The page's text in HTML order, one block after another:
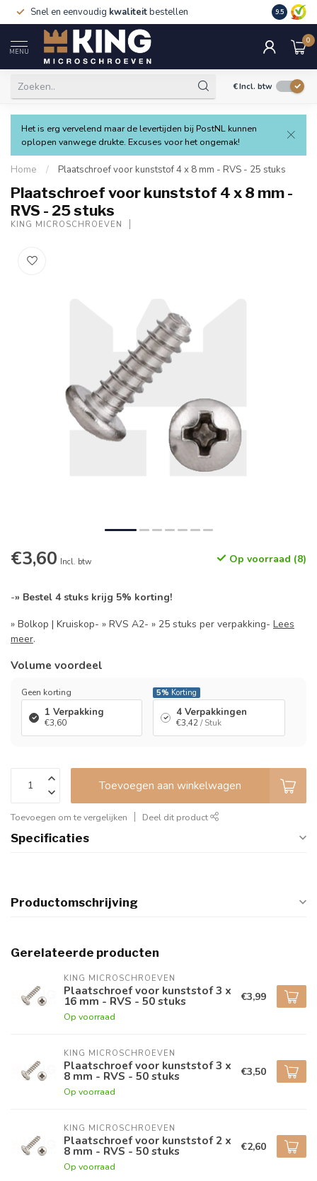
Snel en eenvoudig kwaliteitbestellen 9.5
MENU
0
€Incl. btw
Het is erg vervelend maar de levertijden bij PostNL kunnen
oplopen vanwege drukte. Excuses voor het ongemak!
Home / Plaatschroef voor kunststof 4 x 8 mm - RVS - 25 stuks
Plaatschroef voor kunststof 4 x 8 mm -
RVS - 25 stuks
KING MICROSCHROEVEN
€3,60 Incl. btw Op voorraad (8)
-» Bestel 4 stuks krijg 5% korting!
» Bolkop | Kruiskop- » RVS A2- » 25 stuks per verpakking- Lees
meer.
Volume voordeel
Geen korting
1 Verpakking
€3,60
5% Korting
4 Verpakkingen
€3,42/ Stuk
Toevoegen aan winkelwagen
Toevoegen om te vergelijken Deel dit product
Specificaties
Productomschrijving
Gerelateerde producten
KING MICROSCHROEVEN
Plaatschroef voor kunststof 3 x
16 mm - RVS - 50 stuks
Op voorraad
€3,99
KING MICROSCHROEVEN
Plaatschroef voor kunststof 3 x
8 mm - RVS - 50 stuks
Op voorraad
€3,50
KING MICROSCHROEVEN
Plaatschroef voor kunststof 2 x
8 mm - RVS - 50 stuks
Op voorraad
€2,60